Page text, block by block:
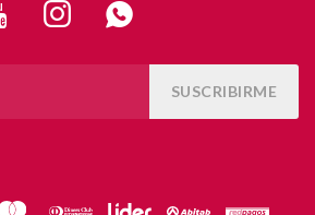
 
SUSCRIBIRME